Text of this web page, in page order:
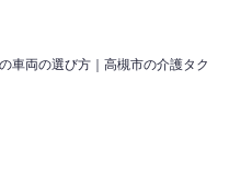
車両の選び方｜高槻市の介護タク